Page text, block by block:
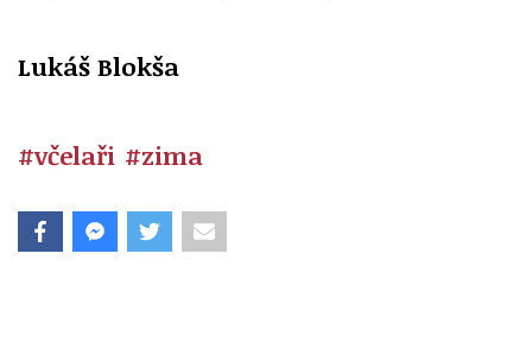
Lukáš Blokša
#včelaři #zima